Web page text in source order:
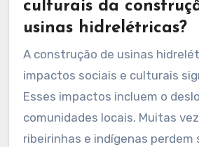
culturais da
usinas hidrelétricas?
A construção de usinas
impactos sociais e culturais
Esses impactos incluem o
comunidades locais. Muitas
ribeirinhas e indígenas perdem